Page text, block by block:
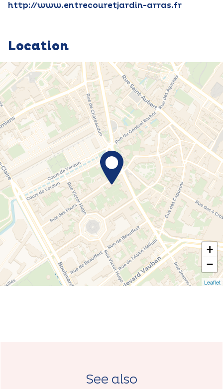
http://www.entrecouretjardin-arras.fr
Location
+
−
Leaflet
See also